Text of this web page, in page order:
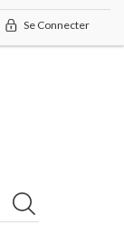
Se Connecter